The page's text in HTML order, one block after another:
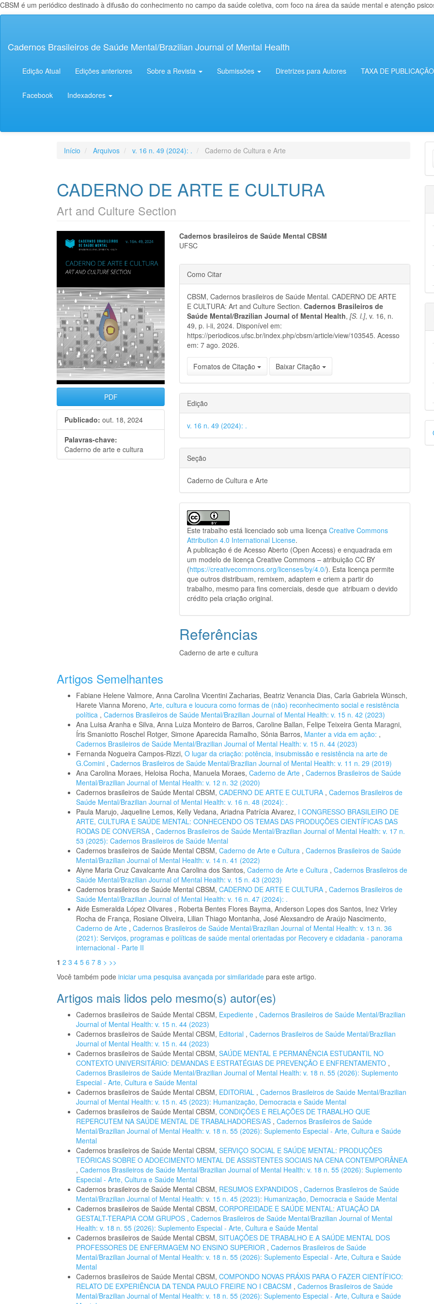
CBSM é um periódico destinado à difusão do conhecimento no campo da saúde coletiva, com foco na área da saúde mental e atenção
principal
Lateral
Cadernos Brasileiros de Saúde Mental/Brazilian Journal of Mental Health
Edição Atual Edições anteriores Sobre a Revista Submissões Diretrizes para Autores TAXA DE PUBLICAÇÃO
Facebook Indexadores
Início Arquivos v. 16 n. 49 (2024): . Caderno de Cultura e Arte
CADERNO DE ARTE E CULTURA
Art and Culture Section
Barra
lateral
de
artigos
PDF
Publicado: out. 18, 2024
Palavras-chave:
Caderno de arte e cultura
Conteúdo
artigo
principal
Cadernos brasileiros de Saúde Mental CBSM
UFSC
Detalhes
do
artigo
Como Citar
CBSM, Cadernos brasileiros de Saúde Mental. CADERNO DE ARTE
E CULTURA: Art and Culture Section.Cadernos Brasileiros de
Saúde Mental/Brazilian Journal of Mental Health,[S. l.], v. 16, n.
49, p. i-ii, 2024. Disponível em:
https://periodicos.ufsc.br/index.php/cbsm/article/view/103545. Acesso
em: 7 ago. 2026.
Fomatos de Citação Baixar Citação
Edição
v. 16 n. 49 (2024): .
Seção
Caderno de Cultura e Arte
Este trabalho está licenciado sob uma licençaCreative Commons
Attribution 4.0 International License.
A publicação é de Acesso Aberto (Open Access) e enquadrada em
um modelo de licença Creative Commons – atribuição CC BY
(https://creativecommons.org/licenses/by/4.0/). Esta licença permite
que outros distribuam, remixem, adaptem e criem a partir do
trabalho, mesmo para fins comerciais, desde que atribuam o devido
crédito pela criação original.
Referências
Caderno de arte e cultura
Artigos Semelhantes
Fabiane Helene Valmore, Anna Carolina Vicentini Zacharias, Beatriz Venancia Dias, Carla Gabriela Wünsch,
Harete Vianna Moreno, Arte, cultura e loucura como formas de (não) reconhecimento social e resistência
política , Cadernos Brasileiros de Saúde Mental/Brazilian Journal of Mental Health: v. 15 n. 42 (2023)
Ana Luisa Aranha e Silva, Anna Luiza Monteiro de Barros, Caroline Ballan, Felipe Teixeira Genta Maragni,
Íris Smaniotto Roschel Rotger, Simone Aparecida Ramalho, Sônia Barros, Manter a vida em ação: ,
Cadernos Brasileiros de Saúde Mental/Brazilian Journal of Mental Health: v. 15 n. 44 (2023)
Fernanda Nogueira Campos-Rizzi, O lugar da criação: potência, insubmissão e resistência na arte de
G.Comini , Cadernos Brasileiros de Saúde Mental/Brazilian Journal of Mental Health: v. 11 n. 29 (2019)
Ana Carolina Moraes, Heloisa Rocha, Manuela Moraes, Caderno de Arte , Cadernos Brasileiros de Saúde
Mental/Brazilian Journal of Mental Health: v. 12 n. 32 (2020)
Cadernos brasileiros de Saúde Mental CBSM, CADERNO DE ARTE E CULTURA , Cadernos Brasileiros de
Saúde Mental/Brazilian Journal of Mental Health: v. 16 n. 48 (2024): .
Paula Marujo, Jaqueline Lemos, Kelly Vedana, Ariadna Patrícia Alvarez, I CONGRESSO BRASILEIRO DE
ARTE, CULTURA E SAÚDE MENTAL: CONHECENDO OS TEMAS DAS PRODUÇÕES CIENTÍFICAS DAS
RODAS DE CONVERSA , Cadernos Brasileiros de Saúde Mental/Brazilian Journal of Mental Health: v. 17 n.
53 (2025): Cadernos Brasileiros de Saúde Mental
Cadernos brasileiros de Saúde Mental CBSM, Caderno de Arte e Cultura , Cadernos Brasileiros de Saúde
Mental/Brazilian Journal of Mental Health: v. 14 n. 41 (2022)
Alyne Maria Cruz Cavalcante Ana Carolina dos Santos, Caderno de Arte e Cultura , Cadernos Brasileiros de
Saúde Mental/Brazilian Journal of Mental Health: v. 15 n. 43 (2023)
Cadernos brasileiros de Saúde Mental CBSM, CADERNO DE ARTE E CULTURA , Cadernos Brasileiros de
Saúde Mental/Brazilian Journal of Mental Health: v. 16 n. 47 (2024): .
Aide Esmeralda López Olivares , Roberta Bentes Flores Bayma, Anderson Lopes dos Santos, Inez Virley
Rocha de França, Rosiane Oliveira, Lilian Thiago Montanha, José Alexsandro de Araújo Nascimento,
Caderno de Arte , Cadernos Brasileiros de Saúde Mental/Brazilian Journal of Mental Health: v. 13 n. 36
(2021): Serviços, programas e políticas de saúde mental orientadas por Recovery e cidadania - panorama
internacional - Parte II
1 2 3 4 5 6 7 8 > >>
Você também pode iniciar uma pesquisa avançada por similaridade para este artigo.
Artigos mais lidos pelo mesmo(s) autor(es)
Cadernos brasileiros de Saúde Mental CBSM, Expediente , Cadernos Brasileiros de Saúde Mental/Brazilian
Journal of Mental Health: v. 15 n. 44 (2023)
Cadernos brasileiros de Saúde Mental CBSM, Editorial , Cadernos Brasileiros de Saúde Mental/Brazilian
Journal of Mental Health: v. 15 n. 44 (2023)
Cadernos brasileiros de Saúde Mental CBSM, SAÚDE MENTAL E PERMANÊNCIA ESTUDANTIL NO
CONTEXTO UNIVERSITÁRIO: DEMANDAS E ESTRATÉGIAS DE PREVENÇÃO E ENFRENTAMENTO ,
Cadernos Brasileiros de Saúde Mental/Brazilian Journal of Mental Health: v. 18 n. 55 (2026): Suplemento
Especial - Arte, Cultura e Saúde Mental
Cadernos brasileiros de Saúde Mental CBSM, EDITORIAL , Cadernos Brasileiros de Saúde Mental/Brazilian
Journal of Mental Health: v. 15 n. 45 (2023): Humanização, Democracia e Saúde Mental
Cadernos brasileiros de Saúde Mental CBSM, CONDIÇÕES E RELAÇÕES DE TRABALHO QUE
REPERCUTEM NA SAÚDE MENTAL DE TRABALHADORES/AS , Cadernos Brasileiros de Saúde
Mental/Brazilian Journal of Mental Health: v. 18 n. 55 (2026): Suplemento Especial - Arte, Cultura e Saúde
Mental
Cadernos brasileiros de Saúde Mental CBSM, SERVIÇO SOCIAL E SAÚDE MENTAL: PRODUÇÕES
TEÓRICAS SOBRE O ADOECIMENTO MENTAL DE ASSISTENTES SOCIAIS NA CENA CONTEMPORÂNEA
, Cadernos Brasileiros de Saúde Mental/Brazilian Journal of Mental Health: v. 18 n. 55 (2026): Suplemento
Especial - Arte, Cultura e Saúde Mental
Cadernos brasileiros de Saúde Mental CBSM, RESUMOS EXPANDIDOS , Cadernos Brasileiros de Saúde
Mental/Brazilian Journal of Mental Health: v. 15 n. 45 (2023): Humanização, Democracia e Saúde Mental
Cadernos brasileiros de Saúde Mental CBSM, CORPOREIDADE E SAÚDE MENTAL: ATUAÇÃO DA
GESTALT-TERAPIA COM GRUPOS , Cadernos Brasileiros de Saúde Mental/Brazilian Journal of Mental
Health: v. 18 n. 55 (2026): Suplemento Especial - Arte, Cultura e Saúde Mental
Cadernos brasileiros de Saúde Mental CBSM, SITUAÇÕES DE TRABALHO E A SAÚDE MENTAL DOS
PROFESSORES DE ENFERMAGEM NO ENSINO SUPERIOR , Cadernos Brasileiros de Saúde
Mental/Brazilian Journal of Mental Health: v. 18 n. 55 (2026): Suplemento Especial - Arte, Cultura e Saúde
Mental
Cadernos brasileiros de Saúde Mental CBSM, COMPONDO NOVAS PRÁXIS PARA O FAZER CIENTÍFICO:
RELATO DE EXPERIÊNCIA DA TENDA PAULO FREIRE NO I CBACSM , Cadernos Brasileiros de Saúde
Mental/Brazilian Journal of Mental Health: v. 18 n. 55 (2026): Suplemento Especial - Arte, Cultura e Saúde